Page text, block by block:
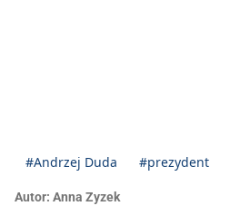
#Andrzej Duda #prezydent
Autor: Anna Zyzek